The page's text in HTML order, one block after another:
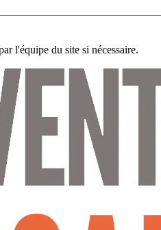
l'équipe du site si nécessaire.